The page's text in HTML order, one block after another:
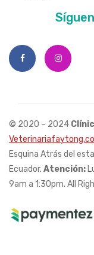
© 2020 – 2024
Esquina Atrás del
Ecuador. Atención:
9am a 1:30pm. All